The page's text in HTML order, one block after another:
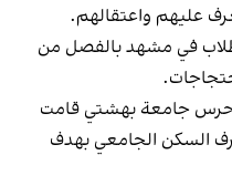
عليهم واعتقالهم.
في مشهد بالفصل من
وحرس جامعة بهشتي قامت
غرف السكن الجامعي بهدف